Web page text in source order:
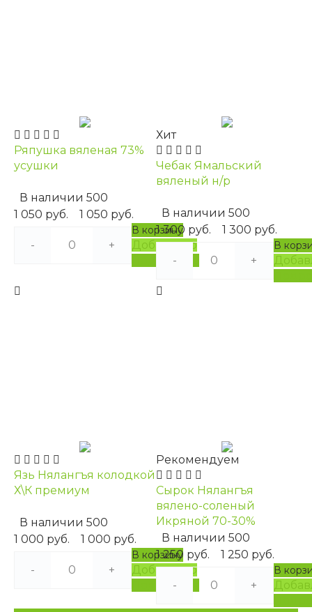
Ряпушка вяленая 73%
усушки
В наличии 500
1 050 руб.
1 050 руб.
- +
В корзину
Добавлено
Подробнее
Хит
Чебак Ямальский
вяленый н/р
В наличии 500
1 300 руб.
1 300 руб.
- +
В
Язь Нялангъя колодкой
Х\К премиум
В наличии 500
1 000 руб.
1 000 руб.
- +
В корзину
Добавлено
Подробнее
Рекомендуем
Сырок Нялангъя
вялено-соленый
Икряной 70-30%
В наличии 500
1 250 руб.
1 250 руб.
- +
В